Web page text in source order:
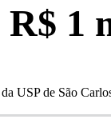
R$
USP de São